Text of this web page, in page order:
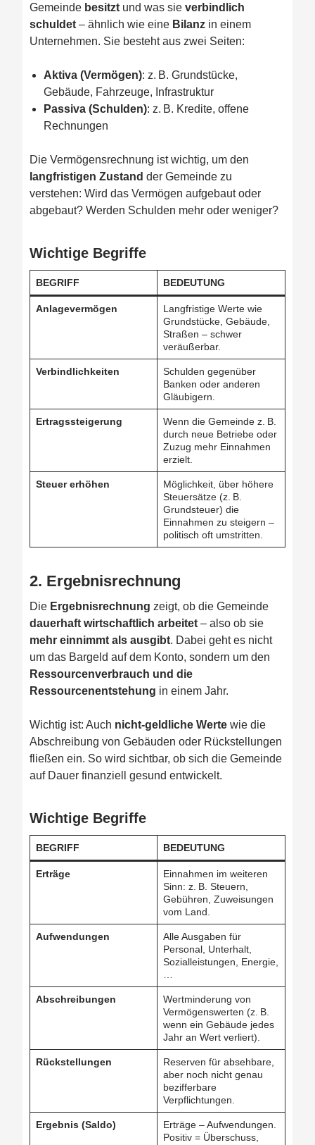
Gemeinde besitzt und was sie verbindlich
schuldet – ähnlich wie eine Bilanz in einem
Unternehmen. Sie besteht aus zwei Seiten:
Aktiva (Vermögen): z. B. Grundstücke,
Gebäude, Fahrzeuge, Infrastruktur
Passiva (Schulden): z. B. Kredite, offene
Rechnungen
Die Vermögensrechnung ist wichtig, um den
langfristigen Zustand der Gemeinde zu
verstehen: Wird das Vermögen aufgebaut oder
abgebaut? Werden Schulden mehr oder weniger?
Wichtige Begriffe
BEGRIFF BEDEUTUNG
Anlagevermögen
Langfristige Werte wie
Grundstücke, Gebäude,
Straßen – schwer
veräußerbar.
Verbindlichkeiten
Schulden gegenüber
Banken oder anderen
Gläubigern.
Ertragssteigerung
Wenn die Gemeinde z. B.
durch neue Betriebe oder
Zuzug mehr Einnahmen
erzielt.
Steuer erhöhen
Möglichkeit, über höhere
Steuersätze (z. B.
Grundsteuer) die
Einnahmen zu steigern –
politisch oft umstritten.
2. Ergebnisrechnung
Die Ergebnisrechnung zeigt, ob die Gemeinde
dauerhaft wirtschaftlich arbeitet – also ob sie
mehr einnimmt als ausgibt. Dabei geht es nicht
um das Bargeld auf dem Konto, sondern um den
Ressourcenverbrauch und die
Ressourcenentstehung in einem Jahr.
Wichtig ist: Auch nicht-geldliche Werte wie die
Abschreibung von Gebäuden oder Rückstellungen
fließen ein. So wird sichtbar, ob sich die Gemeinde
auf Dauer finanziell gesund entwickelt.
Wichtige Begriffe
BEGRIFF BEDEUTUNG
Erträge
Einnahmen im weiteren
Sinn: z. B. Steuern,
Gebühren, Zuweisungen
vom Land.
Aufwendungen
Alle Ausgaben für
Personal, Unterhalt,
Sozialleistungen, Energie,
Abschreibungen
Wertminderung von
Vermögenswerten (z. B.
wenn ein Gebäude jedes
Jahr an Wert verliert).
Rückstellungen
Reserven für absehbare,
aber noch nicht genau
bezifferbare
Verpflichtungen.
Ergebnis (Saldo)
Erträge – Aufwendungen.
Positiv = Überschuss,